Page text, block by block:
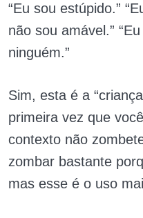
“Eu sou estúpido.”
não sou amável.”
ninguém.”
Sim, esta é a
primeira vez que
contexto não
zombar bastante
mas esse é o uso